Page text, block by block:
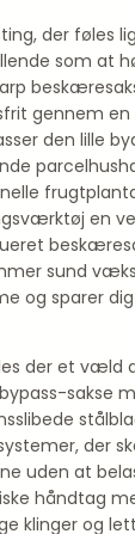
der føles
som at
gennem en
den lille
en
sund
og sparer
der et væld
sakse
der
uden at
håndtag
klinger og